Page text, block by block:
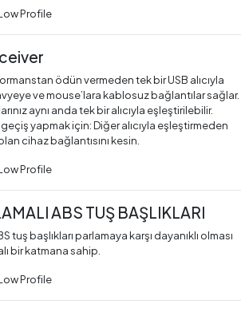
ödün vermeden tek bir USB alıcıyla
ve mouse’lara kablosuz bağlantılar sağlar.
aynı anda tek bir alıcıyla eşleştirilebilir.
yapmak için: Diğer alıcıyla eşleştirmeden
cihaz bağlantısını kesin.
ABS TUŞ BAŞLIKLARI
tuş başlıkları parlamaya karşı dayanıklı olması
bir katmana sahip.